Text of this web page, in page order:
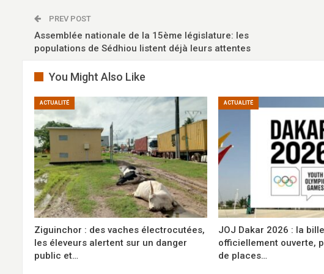
PREV POST
Assemblée nationale de la 15ème législature: les
populations de Sédhiou listent déjà leurs attentes
You Might Also Like
ACTUALITÉ
Ziguinchor : des vaches électrocutées,
les éleveurs alertent sur un danger
public et…
ACTUALITÉ
JOJ Dakar 2026 : la
officiellement ouverte,
de places…